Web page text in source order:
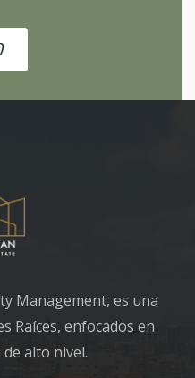
Management, es una
Raíces, enfocados en
alto nivel.